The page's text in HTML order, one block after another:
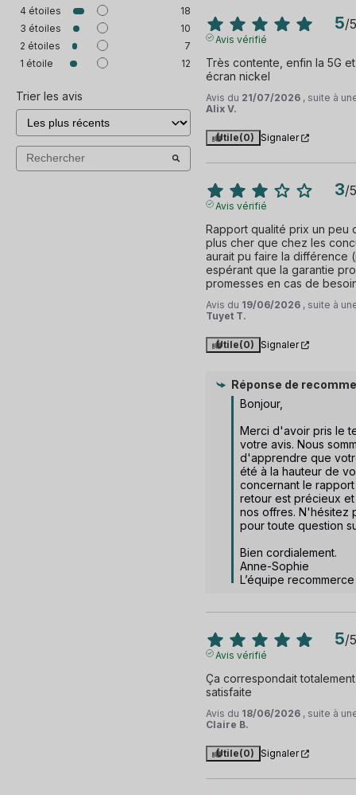
4 étoiles
18
3 étoiles
10
2 étoiles
7
1 étoile 12
Trier les avis
5/5
Avis vérifié
Très contente, enfin la 5G
écran nickel
Avis du 21/07/2026 , suite à
Alix V.
Utile(0) Signaler
3/5
Avis vérifié
Rapport qualité prix un peu
plus cher que chez les
aurait pu faire la différence
espérant que la garantie
promesses en cas de
Avis du 19/06/2026 , suite à
Tuyet T.
Utile(0) Signaler
Réponse de
Bonjour,
Merci d'avoir pris le
votre avis. Nous
d'apprendre que
été à la hauteur de
concernant le
retour est précieux
nos offres. N'hésitez
pour toute question
Bien cordialement.
Anne-Sophie
L’équipe recommerce
5/5
Avis vérifié
Ça correspondait
satisfaite
Avis du 18/06/2026 , suite à
Claire B.
Utile(0) Signaler